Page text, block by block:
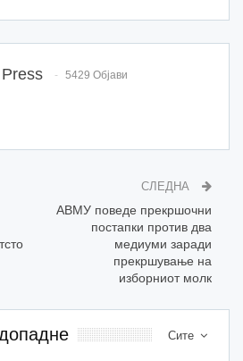
5429 Објави
СЛЕДНА
АВМУ поведе прекршочни
постапки против два
медиуми заради
прекршување на
изборниот молк
Сите